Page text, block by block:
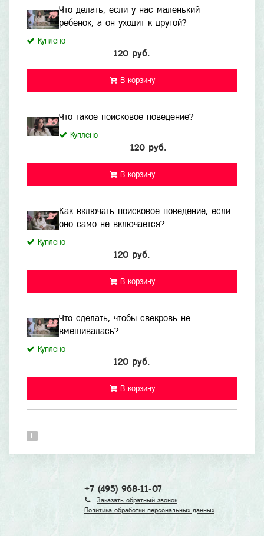
Что делать, если у нас маленький
ребенок, а он уходит к другой?
Куплено
120 руб.
В корзину
Что такое поисковое поведение?
Куплено
120 руб.
В корзину
Как включать поисковое поведение, если
оно само не включается?
Куплено
120 руб.
В корзину
Что сделать, чтобы свекровь не
вмешивалась?
Куплено
120 руб.
В корзину
1
+7 (495) 968-11-07
Заказать обратный звонок
Политика обработки персональных данных